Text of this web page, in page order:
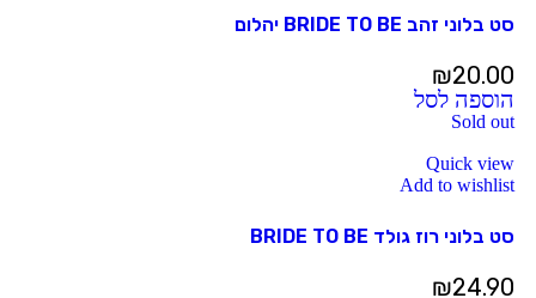
סט בלוני זהב BRIDE TO BE יהלום
₪20.00
הוספה לסל
Sold out
Quick view
Add to wishlist
סט בלוני רוז גולד BRIDE TO BE
₪24.90